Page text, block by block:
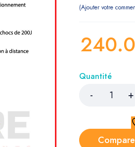
Ajouter votre
Quantité
Compare